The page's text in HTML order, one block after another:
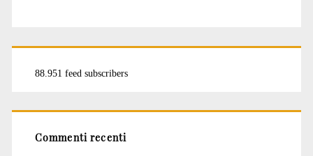
88.951 feed subscribers
Commenti recenti